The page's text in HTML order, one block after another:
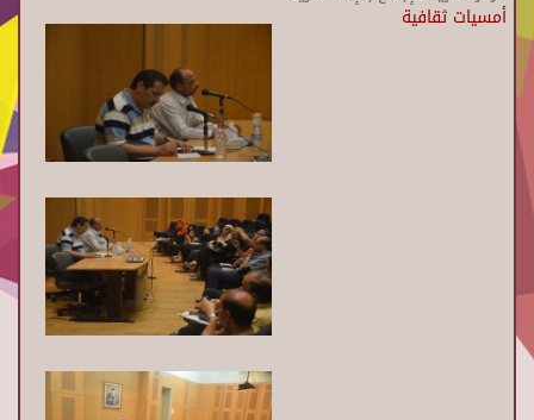
أمسيات ثقافية